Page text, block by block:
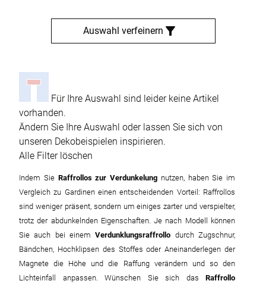
Auswahl verfeinern
Für Ihre Auswahl sind leider keine Artikel
vorhanden.
Ändern Sie Ihre Auswahl oder lassen Sie sich von
unseren Dekobeispielen inspirieren.
Alle Filter löschen
Indem Sie Raffrollos zur Verdunkelung nutzen, haben Sie im
Vergleich zu Gardinen einen entscheidenden Vorteil: Raffrollos
sind weniger präsent, sondern um einiges zarter und verspielter,
trotz der abdunkelnden Eigenschaften. Je nach Modell können
Sie auch bei einemVerdunklungsraffrollo durch Zugschnur,
Bändchen, Hochklipsen des Stoffes oder Aneinanderlegen der
Magnete die Höhe und die Raffung verändern und so den
Lichteinfall anpassen. Wünschen Sie sich das Raffrollo